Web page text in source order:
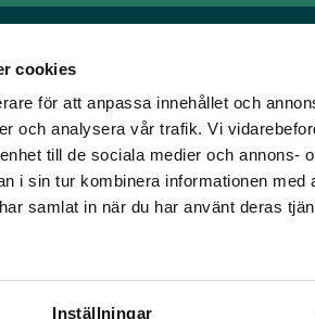
cookies
för att anpassa innehållet och
och analysera vår trafik. Vi
till de sociala medier och annons-
i sin tur kombinera informationen med
samlat in när du har använt deras
Inställningar
älskar trav!
vi skapat en
Länkar
Allmänna
Mobilvy